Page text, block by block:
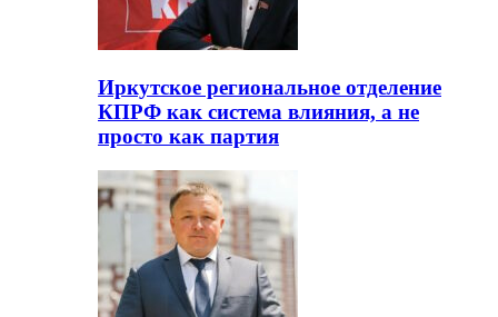
Иркутское региональное отделение
КПРФ как система влияния, а не
просто как партия